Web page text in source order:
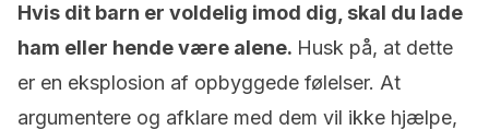
Hvis dit barn er voldelig imod dig, skal du lade
ham eller hende være alene. Husk på, at dette
er en eksplosion af opbyggede følelser. At
argumentere og afklare med dem vil ikke hjælpe,